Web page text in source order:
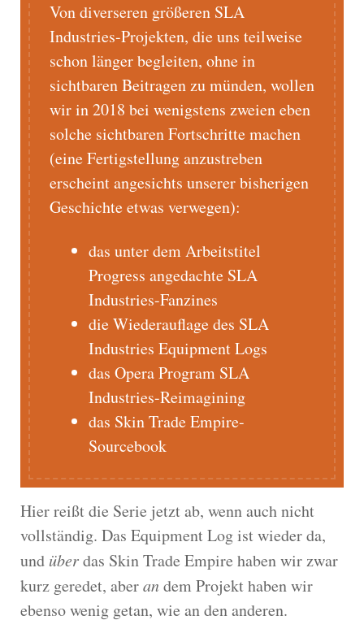
Von diverseren größeren SLA
Industries-Projekten, die uns teilweise
schon länger begleiten, ohne in
sichtbaren Beitragen zu münden, wollen
wir in 2018 bei wenigstens zweien eben
solche sichtbaren Fortschritte machen
(eine Fertigstellung anzustreben
erscheint angesichts unserer bisherigen
Geschichte etwas verwegen):
das unter dem Arbeitstitel
Progress angedachte SLA
Industries-Fanzines
die Wiederauflage des SLA
Industries Equipment Logs
das Opera Program SLA
Industries-Reimagining
das Skin Trade Empire-
Sourcebook
Hier reißt die Serie jetzt ab, wenn auch nicht
vollständig. Das Equipment Log ist wieder da,
und überdas Skin Trade Empire haben wir zwar
kurz geredet, aberandem Projekt haben wir
ebenso wenig getan, wie an den anderen.